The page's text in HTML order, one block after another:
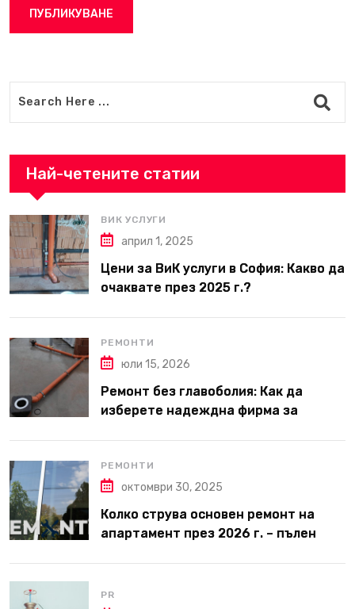
Най-четените статии
ВИК УСЛУГИ
април 1, 2025
Цени за ВиК услуги в София: Какво да
очаквате през 2025 г.?
РЕМОНТИ
юли 15, 2026
Ремонт без главоболия: Как да
изберете надеждна фирма за
РЕМОНТИ
октомври 30, 2025
Колко струва основен ремонт на
апартамент през 2026 г. – пълен
PR